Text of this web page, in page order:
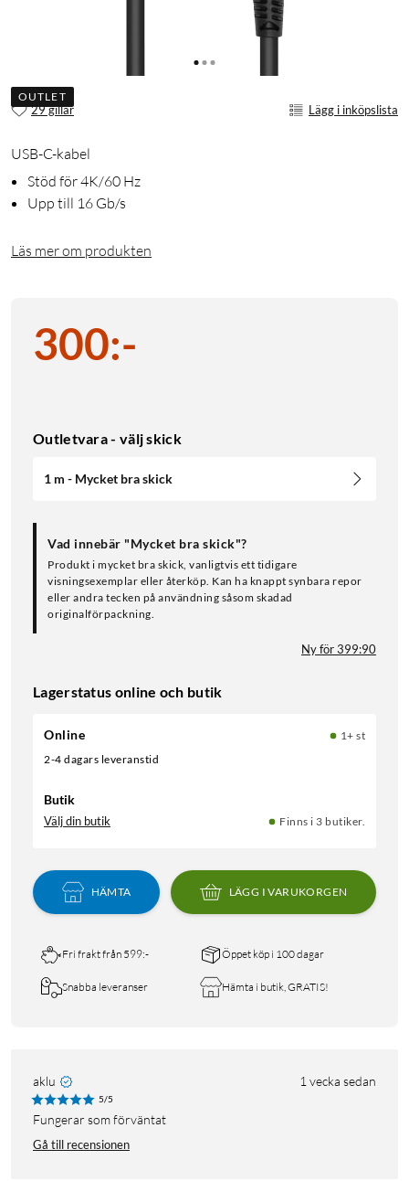
OUTLET
29 gillar Lägg i inköpslista
USB-C-kabel
Stöd för 4K/60 Hz
Upp till 16 Gb/s
Läs mer om produkten
300:-
Outletvara - välj skick
1 m - Mycket bra skick
Vad innebär "Mycket bra skick"?
Produkt i mycket bra skick, vanligtvis ett tidigare
visningsexemplar eller återköp. Kan ha knappt synbara repor
eller andra tecken på användning såsom skadad
originalförpackning.
Ny för 399:90
Lagerstatus online och butik
Online
1+ st
2-4 dagars leveranstid
Butik
Välj din butik Finns i 3 butiker.
HÄMTA LÄGG I VARUKORGEN
Fri frakt från 599:- Öppet köp i 100 dagar
Snabba leveranser Hämta i butik, GRATIS!
aklu 1 vecka sedan
5/5
Fungerar som förväntat
Gå till recensionen